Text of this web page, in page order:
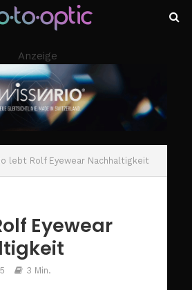
Anzeige
lebt Rolf Eyewear Nachhaltigkeit
Eyewear
3 Min.